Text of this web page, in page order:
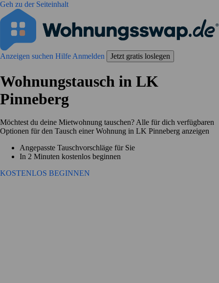
Geh zu der Seiteinhalt
Anzeigen suchen Hilfe Anmelden Jetzt gratis loslegen
Wohnungstausch in LK
Pinneberg
Möchtest du deine Mietwohnung tauschen? Alle für dich verfügbaren
Optionen für den Tausch einer Wohnung in LK Pinneberg anzeigen
Angepasste Tauschvorschläge für Sie
In 2 Minuten kostenlos beginnen
KOSTENLOS BEGINNEN